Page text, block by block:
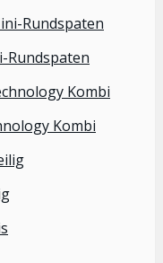
Rundspaten
Kombi